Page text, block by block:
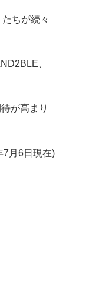
ちが続々
、
が高まり
7月6日現在)